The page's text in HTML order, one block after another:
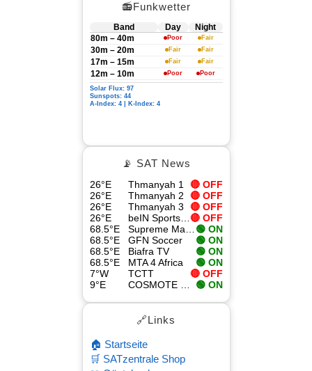
📻Funkwetter
Band Day
Night
80m – 40m
Poor Fair
30m – 20m Fair Fair
17m – 15m Fair Fair
12m – 10m Poor Poor
Solar Flux: 97
Sunspots: 44
A-Index: 4 | K-Index: 4
📡 SAT News
26°E Thmanyah 1
🔴 OFF
26°E
Thmanyah 2
🔴 OFF
26°E
Thmanyah 3
🔴 OFF
26°E
beIN Sports 4K 🔴 OFF
68.5°E
🟢 ON
68.5°E
GFN Soccer
🟢 ON
68.5°E
Biafra TV
🟢 ON
68.5°E
MTA 4 Africa
🟢 ON
7°W
TCTT
🔴 OFF
9°E
🟢 ON
🔗Links
🏠 Startseite
🛒 SATzentrale Shop